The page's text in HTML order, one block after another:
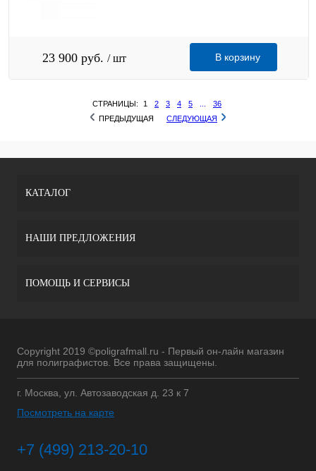
23 900 руб. / шт В корзину
СТРАНИЦЫ: 1 2 3 4 5
36
ПРЕДЫДУЩАЯ
СЛЕДУЮЩАЯ
КАТАЛОГ
НАШИ ПРЕДЛОЖЕНИЯ
ПОМОЩЬ И СЕРВИСЫ
Copyright 2019 ©poligrafmall.ru - Первый он-лайн магазин
для полиграфистов. Все права защищены.
г. Москва, ул. Автозаводская д. 23 к 7
Посмотреть на карте
+7 (499) 213-20-10